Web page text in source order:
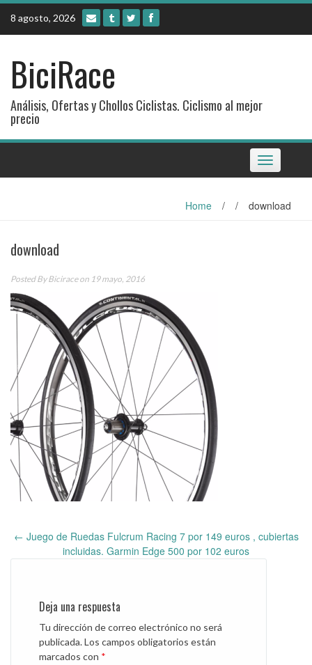
Skip
content
8 agosto, 2026
BiciRace
Análisis, Ofertas y Chollos Ciclistas. Ciclismo al mejor
precio
Toggle
navigation
Home / / download
download
Posted ByBiciraceon 19 mayo, 2016
navigation
← Juego de Ruedas Fulcrum Racing 7 por 149 euros , cubiertas
incluidas. Garmin Edge 500 por 102 euros
Deja una respuesta
Tu dirección de correo electrónico no será
publicada.Los campos obligatorios están
marcados con *